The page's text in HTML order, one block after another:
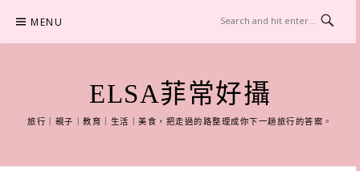
content
MENU
ELSA菲常好攝
旅行｜親子｜教育｜生活｜美食，把走過的路整理成你下一趟旅行的答案。